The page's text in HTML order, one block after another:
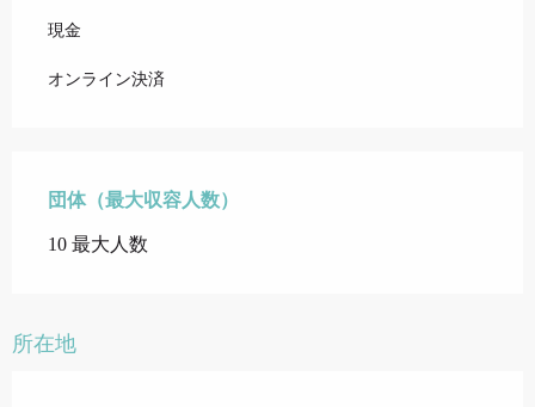
現金
オンライン決済
団体（最大収容人数）
団体（最大収容人数）
10 最大人数
所在地